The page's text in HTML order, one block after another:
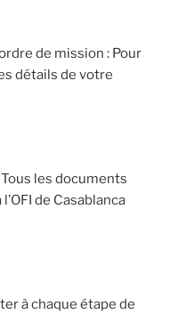
de mission : Pour
détails de votre
les documents
de Casablanca
à chaque étape de